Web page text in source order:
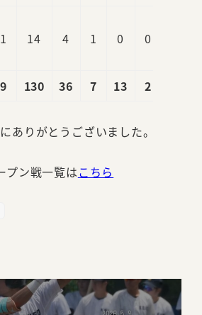
1 14 4 1 0 0
9 130 36 7 13 2
ありがとうございました。
プン戦一覧はこちら